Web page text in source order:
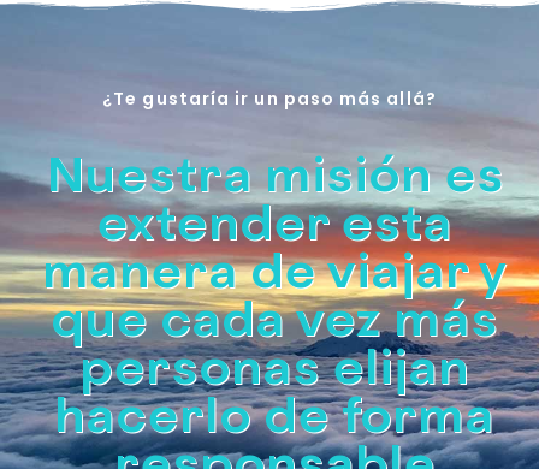
Ir
¿Te gustaría ir un paso más allá?
Nuestra misión es
extender esta
manera de viajar y
que cada vez más
personas elijan
hacerlo de forma